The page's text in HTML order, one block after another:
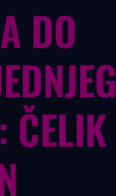
DO
ČELIK